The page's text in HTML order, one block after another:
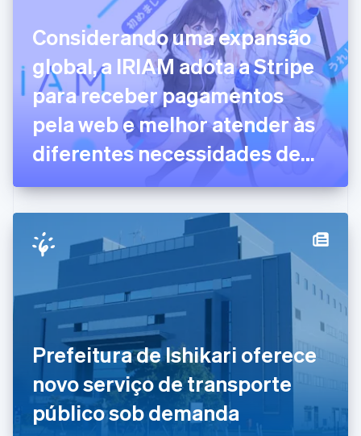
Considerando uma expansão
global, a IRIAM adota a Stripe
para receber pagamentos
pela web e melhor atender às
diferentes necessidades de
pagamentos dos clientes
Prefeitura de Ishikari oferece
novo serviço de transporte
público sob demanda
Croácia
English Italiano
Dinamarca
English
Emirados Árabes Unidos
English
Eslováquia
English
EnglishItaliano
Espanha
Estados Unidos
English Español简体中文
English
Finlândia
EnglishSvenska
França
Français English
English
Grécia
English